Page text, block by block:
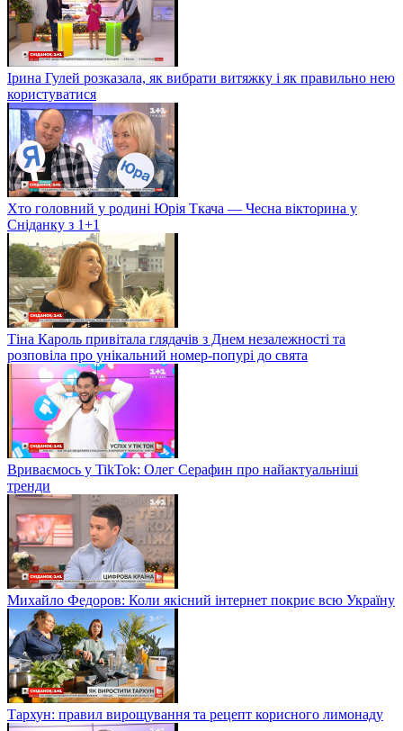
Ірина Гулей розказала, як вибрати витяжку і як правильно нею
користуватися
Хто головний у родині Юрія Ткача — Чесна вікторина у
Сніданку з 1+1
Тіна Кароль привітала глядачів з Днем незалежності та
розповіла про унікальний номер-попурі до свята
Вриваємось у TikTok: Олег Серафин про найактуальніші
тренди
Михайло Федоров: Коли якісний інтернет покриє всю Україну
Тархун: правил вирощування та рецепт корисного лимонаду